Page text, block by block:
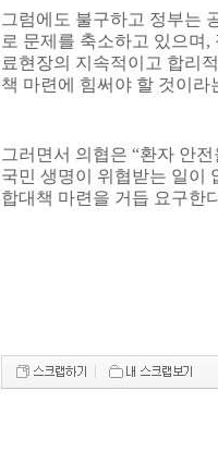
그럼에도 불구하고 정부는
로 문제를 축소하고 있으며 ,
료현장의 지속적이고 합리
책 마련에 힘써야 할 것이라
그러면서 의협은 “환자 안전
국민 생명이 위협받는 일이
합대책 마련을 거듭 요구한